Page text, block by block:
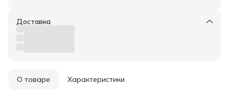
Доставка
О товаре Характеристики